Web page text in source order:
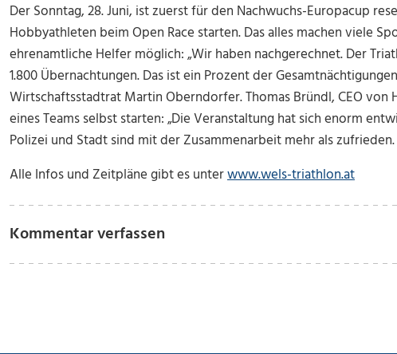
Der Sonntag, 28. Juni, ist zuerst für den Nachwuchs-Europacup
Hobbyathleten beim Open Race starten. Das alles machen viele
ehrenamtliche Helfer möglich: „Wir haben nachgerechnet. Der
1.800 Übernachtungen. Das ist ein Prozent der
Wirtschaftsstadtrat Martin Oberndorfer. Thomas Bründl, CEO von
eines Teams selbst starten: „Die Veranstaltung hat sich enorm
Polizei und Stadt sind mit der Zusammenarbeit mehr als
Alle Infos und Zeitpläne gibt es unterwww.wels-triathlon.at
Kommentar verfassen